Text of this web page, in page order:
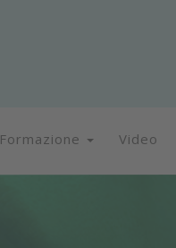
Formazione Video